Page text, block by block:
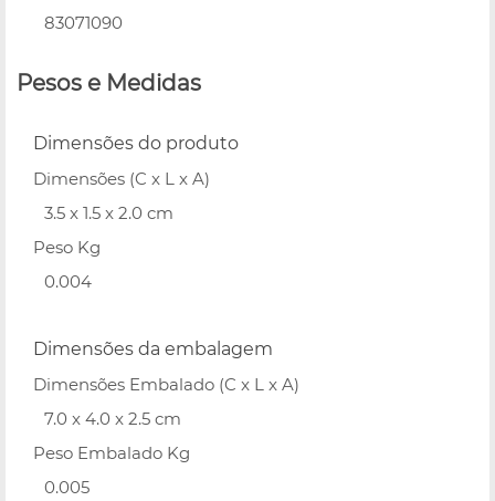
83071090
Pesos e Medidas
Dimensões do produto
Dimensões (C x L x A)
3.5 x 1.5 x 2.0 cm
Peso Kg
0.004
Dimensões da embalagem
Dimensões Embalado (C x L x A)
7.0 x 4.0 x 2.5 cm
Peso Embalado Kg
0.005